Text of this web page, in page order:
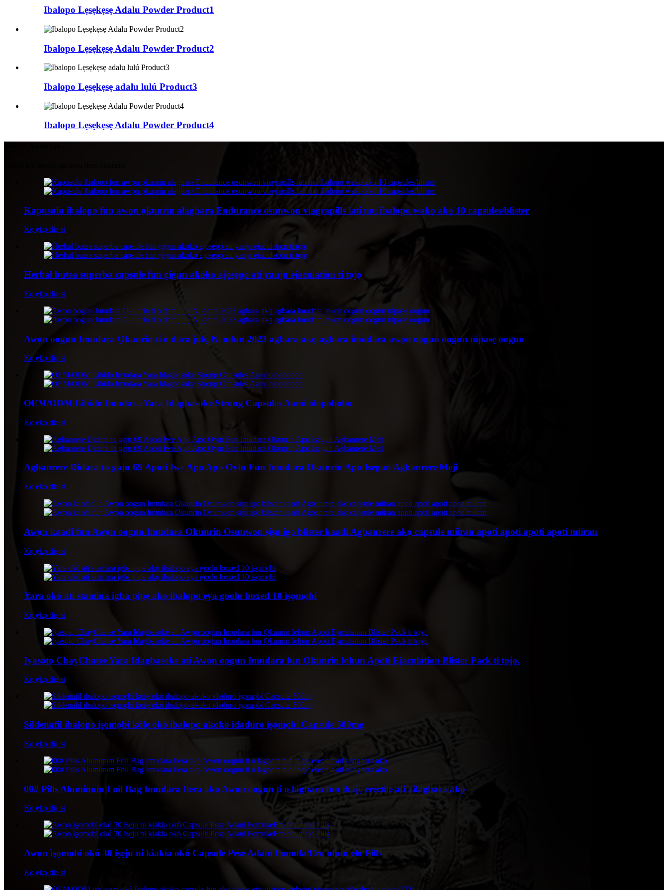
Ibalopo Lẹsẹkẹsẹ Adalu Powder Product1
Ibalopo Lẹsẹkẹsẹ Adalu Powder Product2
Ibalopo Lẹsẹkẹsẹ adalu lulú Product3
Ibalopo Lẹsẹkẹsẹ Adalu Powder Product4
Kapusulu ibalopo fun awọn ọkunrin alagbara Endurance osunwon viagrapills lati mu ibalopo wakọ akọ 10 capsules/blister
Kọ ẹkọ diẹ si
Herbal butea superba capsule fun gigun akoko ajọṣepọ ati yanju ejaculation ti tọjọ
Kọ ẹkọ diẹ si
Awọn oogun Imudara Ọkunrin ti o dara julọ Ni ọdun 2023 agbara akọ agbara imudara awọn oogun oogun nipasẹ oogun
Kọ ẹkọ diẹ si
OEM/ODM Libido Imudara Yara Idagbasoke Strong Capsules Aami olopobobo
Kọ ẹkọ diẹ si
Agbanrere Didara to gaju 69 Apoti Iwe Apo Apo Oyin Fun Imudara Okunrin Apo Isegun Agbanrere Meji
Kọ ẹkọ diẹ si
Awọn kaadi fun Awọn oogun Imudara Okunrin Osunwon ṣiṣu igo blister kaadi Agbanrere akọ capsule miiran apoti apoti apoti apoti miiran
Kọ ẹkọ diẹ si
Yara okó ati stamina igba pipẹ akọ ibalopo ẹya goolu boxed 10 ìşọmọbí
Kọ ẹkọ diẹ si
Iyasọtọ ChayChatee Yara Idagbasoke ati Awọn oogun Imudara fun Ọkunrin lohun Apoti Ejaculation Blister Pack ti tọjọ.
Kọ ẹkọ diẹ si
Sildenafil ibalopo ìşọmọbí kòfẹ okó ibalopo akoko idaduro ìşọmọbí Capsule 500mg
Kọ ẹkọ diẹ si
00# Pills Aluminum Foil Bag Imudara Ilera akọ Awọn oogun ti o lagbara fun ibajẹ erectile ati ailagbara akọ
Kọ ẹkọ diẹ si
Awọn ìşọmọbí okó 30 iṣẹju ni kiakia okó Capsule Pese Adani Fọmula/Ero ohun elo Pills
Kọ ẹkọ diẹ si